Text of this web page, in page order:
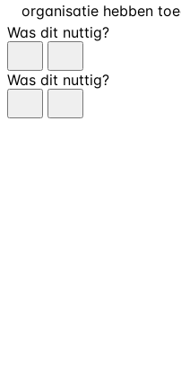
organisatie hebben
Was dit nuttig?
Was dit nuttig?